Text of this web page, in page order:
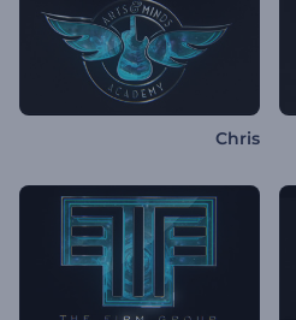
Chris